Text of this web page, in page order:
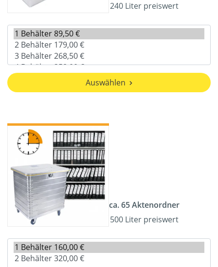
240 Liter preiswert
Auswählen
ca. 65 Aktenordner
500 Liter preiswert